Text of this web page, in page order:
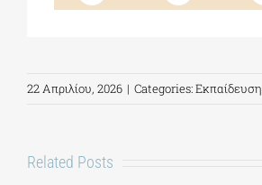
22 Απριλίου, 2026 | Categories:Εκπαίδευση
Related Posts